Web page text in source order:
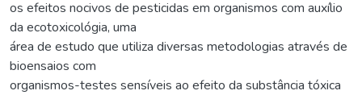
os efeitos nocivos de pesticidas em organismos com auxílio
da ecotoxicológia, uma
área de estudo que utiliza diversas metodologias através de
bioensaios com
organismos-testes sensíveis ao efeito da substância tóxica